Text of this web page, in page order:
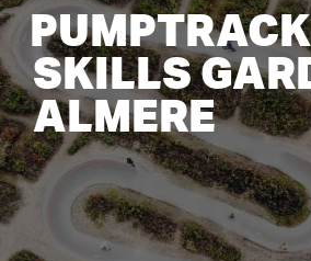
PUMPTRACK
SKILLS
ALMERE